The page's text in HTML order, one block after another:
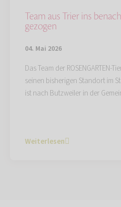
Team aus Trier ins
gezogen
04. Mai 2026
Das Team der ROSENGARTEN-
seinen bisherigen Standort im
ist nach Butzweiler in der
Weiterlesen